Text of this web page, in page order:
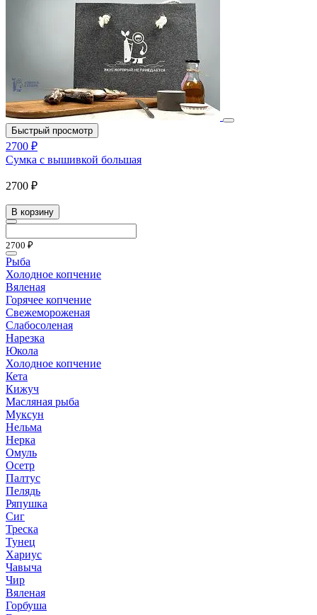
Быстрый просмотр
2700 ₽
Сумка с вышивкой большая
2700 ₽
В корзину
2700 ₽
Рыба
Холодное копчение
Вяленая
Горячее копчение
Свежемороженая
Слабосоленая
Нарезка
Юкола
Холодное копчение
Кета
Кижуч
Масляная рыба
Муксун
Нельма
Нерка
Омуль
Осетр
Палтус
Пелядь
Ряпушка
Сиг
Треска
Тунец
Хариус
Чавыча
Чир
Вяленая
Горбуша